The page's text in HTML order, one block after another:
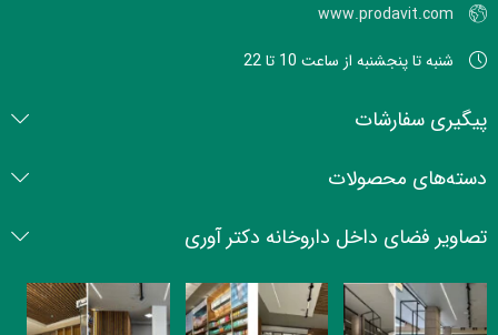
www.prodavit.com
شنبه تا پنجشنبه از ساعت 10 تا 22
پیگیری سفارشات
دسته‌های محصولات
تصاویر فضای داخل داروخانه دکتر آوری